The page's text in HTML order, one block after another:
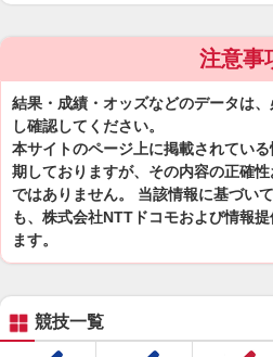
注意事
結果・成績・オッズなどのデータは
し確認してください。
本サイトのページ上に掲載されてい
期しておりますが、その内容の正確
ではありません。 当該情報に基づい
も、株式会社NTTドコモおよび情報
ます。
競技一覧